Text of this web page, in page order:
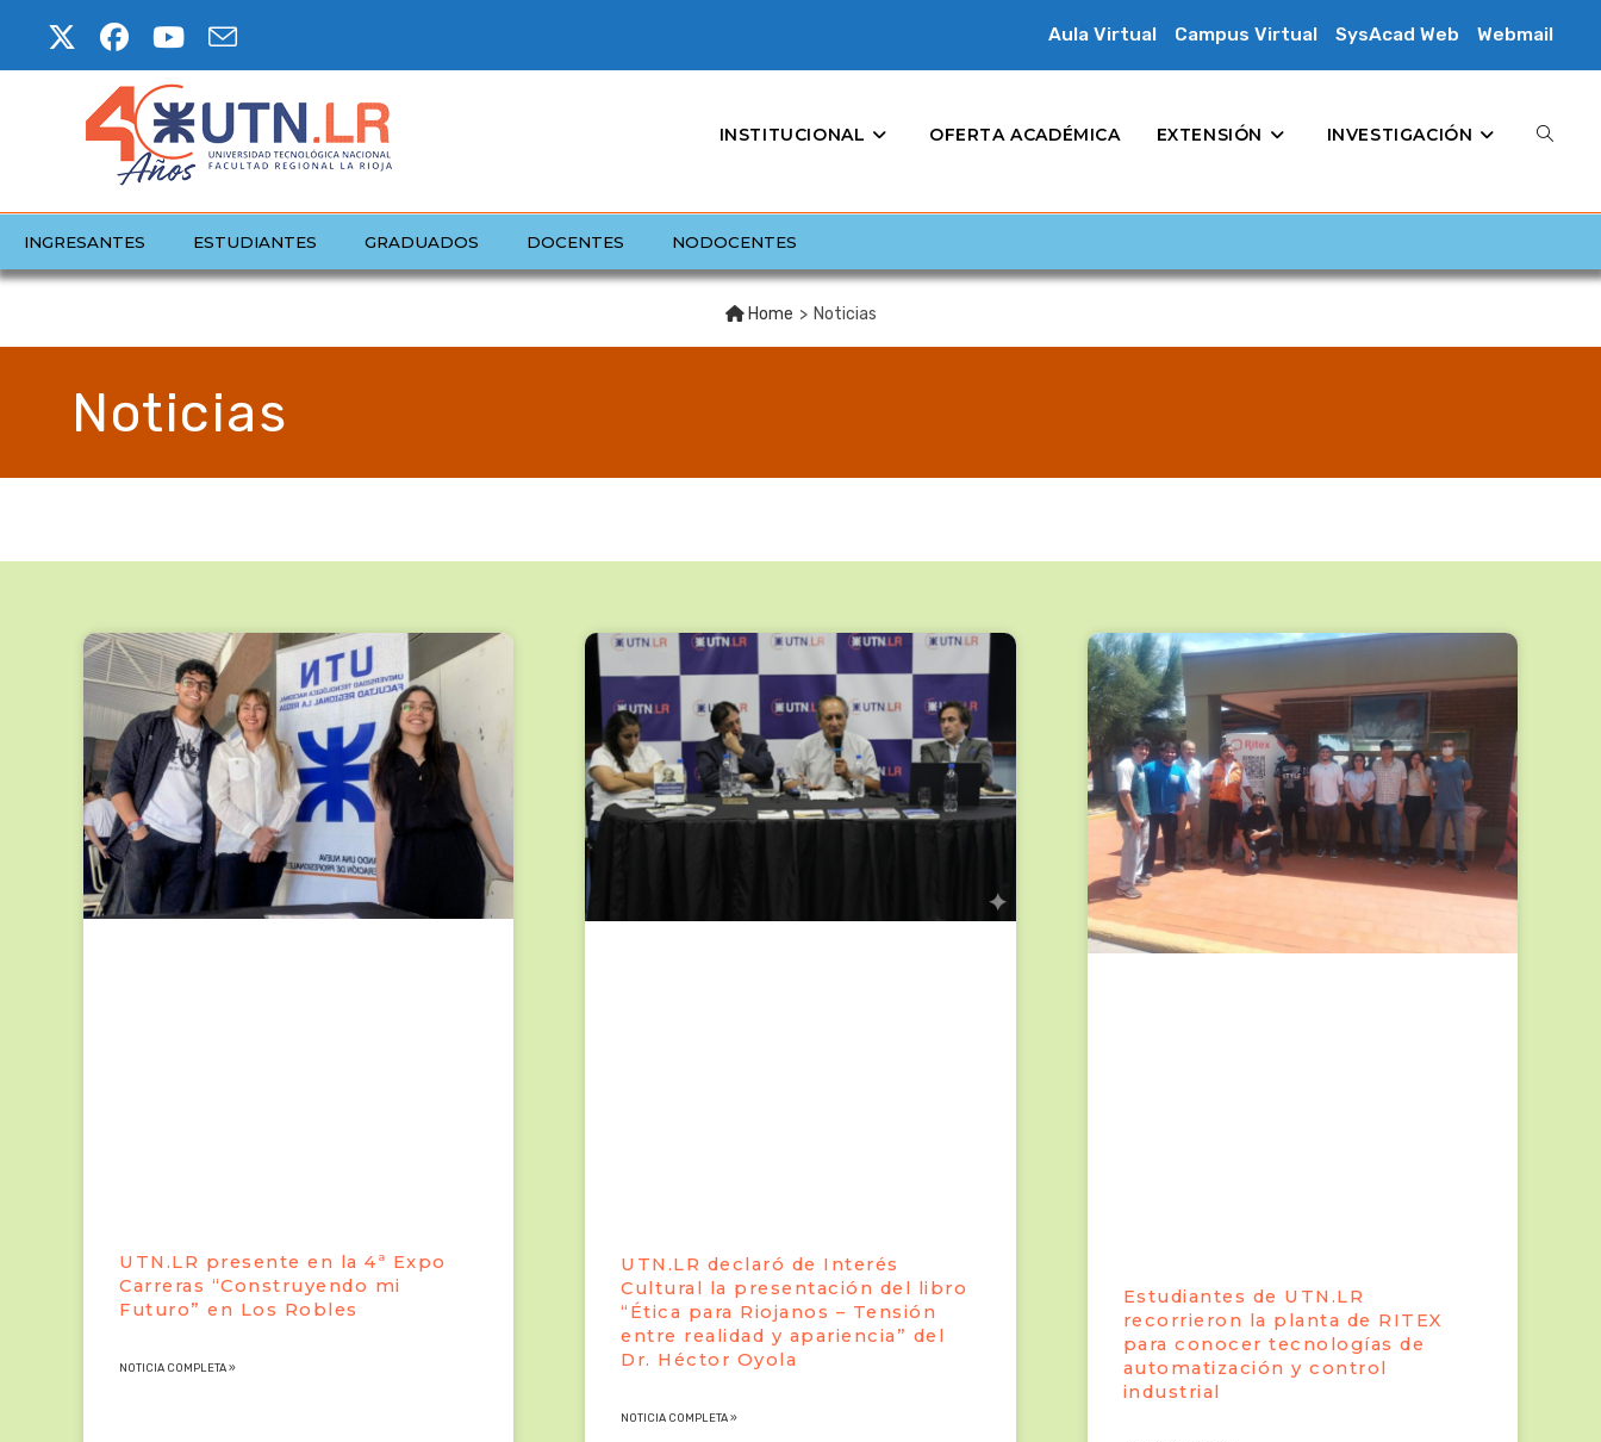
Aula Virtual Campus Virtual SysAcad Web Webmail
INSTITUCIONAL OFERTA ACADÉMICA EXTENSIÓN INVESTIGACIÓN
INGRESANTES ESTUDIANTES GRADUADOS DOCENTES NODOCENTES
Home > Noticias
Noticias
UTN.LR presente en la 4ª Expo
Carreras “Construyendo mi
Futuro” en Los Robles
NOTICIA COMPLETA »
UTN.LR declaró de Interés
Cultural la presentación del libro
“Ética para Riojanos – Tensión
entre realidad y apariencia” del
Dr. Héctor Oyola
NOTICIA COMPLETA »
Estudiantes de UTN.LR
recorrieron la planta de RITEX
para conocer tecnologías de
automatización y control
industrial